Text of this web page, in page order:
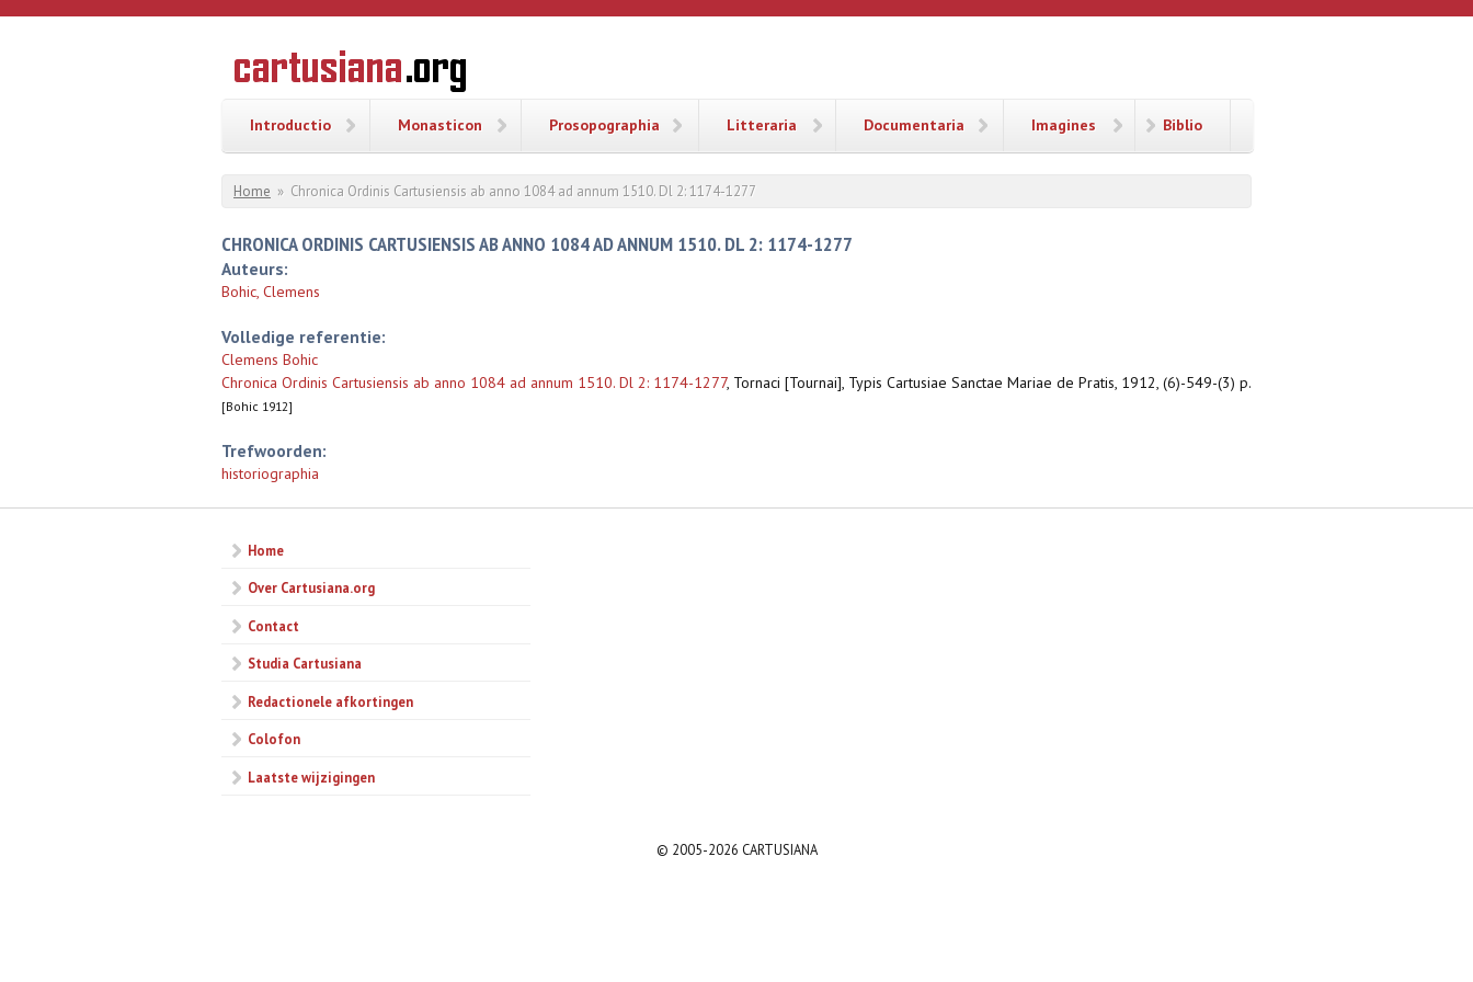
Overslaan en naar de inhoud gaan
CARTUSIANA
Geschiedenis
van de
Introductio Monasticon Prosopographia Litteraria Documentaria Imagines Biblio
U bent hier
Home » Chronica Ordinis Cartusiensis ab anno 1084 ad annum 1510. Dl 2: 1174-1277
CHRONICA ORDINIS CARTUSIENSIS AB ANNO 1084 AD ANNUM 1510. DL 2: 1174-1277
Auteurs:
Bohic, Clemens
Volledige referentie:
Clemens Bohic
Chronica Ordinis Cartusiensis ab anno 1084 ad annum 1510. Dl 2: 1174-1277, Tornaci [Tournai], Typis Cartusiae Sanctae Mariae de Pratis, 1912, (6)-549-(3) p.
[Bohic 1912]
Trefwoorden:
historiographia
Home
Over Cartusiana.org
Contact
Studia Cartusiana
Redactionele afkortingen
Colofon
Laatste wijzigingen
© 2005-2026 CARTUSIANA